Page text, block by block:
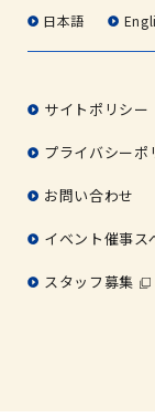
日本語
サイトポリシー
プライバシーポ
お問い合わせ
イベント催事ス
スタッフ募集